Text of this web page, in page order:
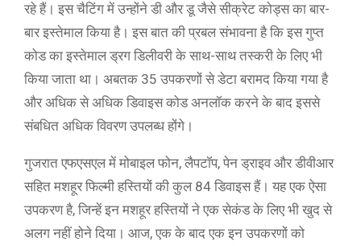
रहे हैं। इस चैटिंग में उन्होंने डी और डू जैसे सीक्रेट कोड्स का बार-
बार इस्तेमाल किया है। इस बात की प्रबल संभावना है कि इस गुप्त
कोड का इस्तेमाल ड्रग डिलीवरी के साथ-साथ तस्करी के लिए भी
किया जाता था। अबतक 35 उपकरणों से डेटा बरामद किया गया है
और अधिक से अधिक डिवाइस कोड अनलॉक करने के बाद इससे
संबधित अधिक विवरण उपलब्ध होंगे।
गुजरात एफएसएल में मोबाइल फोन, लैपटॉप, पेन ड्राइव और डीवीआर
सहित मशहूर फिल्मी हस्तियों की कुल 84 डिवाइस हैं। यह एक ऐसा
उपकरण है, जिन्हें इन मशहूर हस्तियों ने एक सेकंड के लिए भी खुद से
अलग नहीं होने दिया। आज, एक के बाद एक इन उपकरणों को